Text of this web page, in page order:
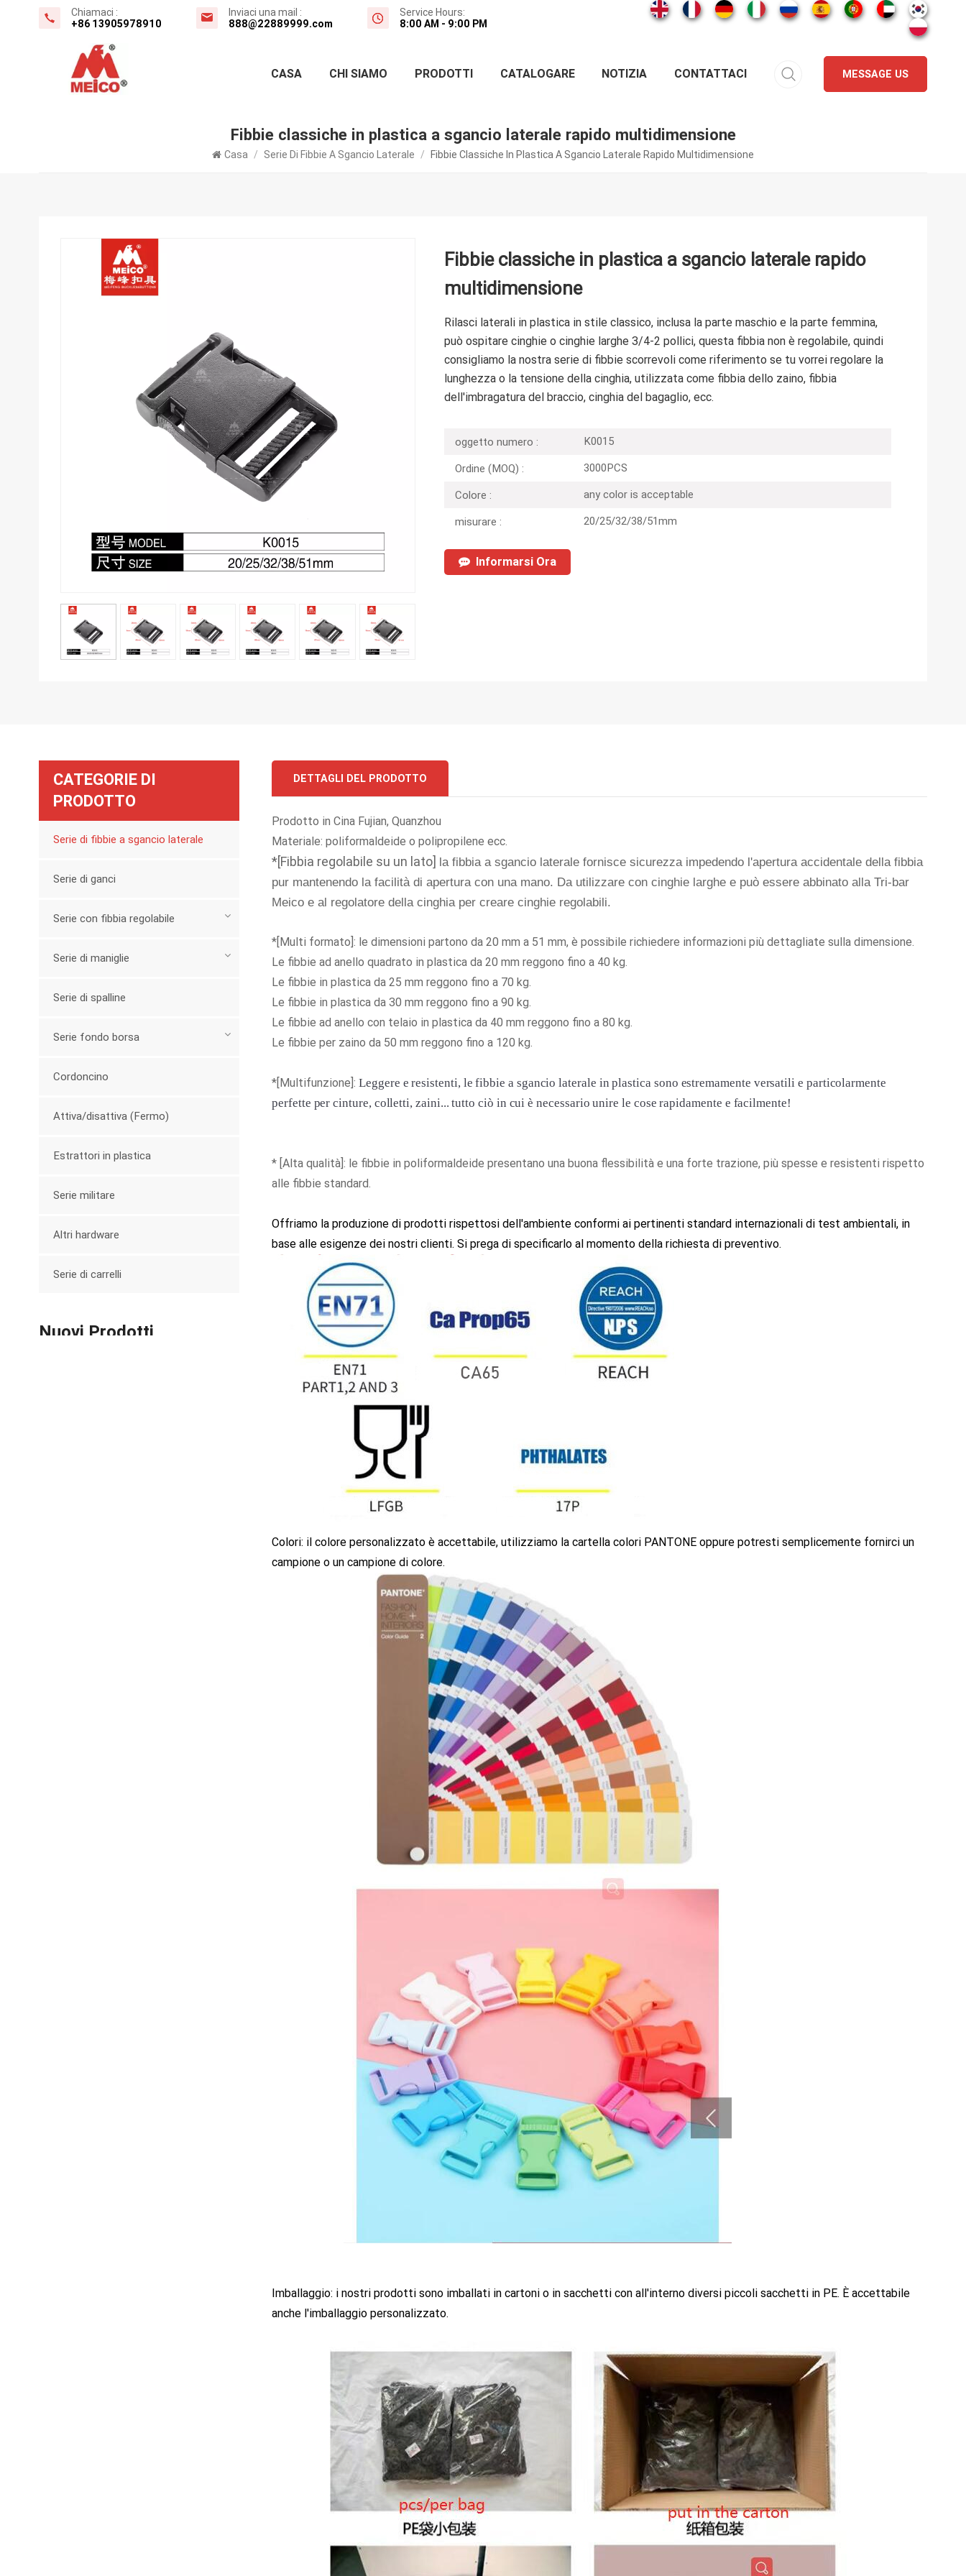
Chiamaci :
+86 13905978910
Inviaci una mail :
888@22889999.com
Service Hours:
8:00 AM - 9:00 PM
CASA CHI SIAMO PRODOTTI CATALOGARE NOTIZIA CONTATTACI MESSAGE US
Fibbie classiche in plastica a sgancio laterale rapido multidimensione
Casa / Serie Di Fibbie A Sgancio Laterale / Fibbie Classiche In Plastica A Sgancio Laterale Rapido Multidimensione
Fibbie classiche in plastica a sgancio laterale rapido
multidimensione
Rilasci laterali in plastica in stile classico, inclusa la parte maschio e la parte femmina,
può ospitare cinghie o cinghie larghe 3/4-2 pollici, questa fibbia non è regolabile, quindi
consigliamo la nostra serie di fibbie scorrevoli come riferimento se tu vorrei regolare la
lunghezza o la tensione della cinghia, utilizzata come fibbia dello zaino, fibbia
dell'imbragatura del braccio, cinghia del bagaglio, ecc.
oggetto numero : K0015
Ordine (MOQ) : 3000PCS
Colore : any color is acceptable
misurare : 20/25/32/38/51mm
Informarsi Ora
DETTAGLI DEL PRODOTTO
Prodotto in Cina Fujian, Quanzhou
Materiale: poliformaldeide o polipropilene ecc.
*[Fibbia regolabile su un lato] la fibbia a sgancio laterale fornisce sicurezza impedendo l'apertura accidentale della fibbia
pur mantenendo la facilità di apertura con una mano. Da utilizzare con cinghie larghe e può essere abbinato alla Tri-bar
Meico e al regolatore della cinghia per creare cinghie regolabili.
*[Multi formato]: le dimensioni partono da 20 mm a 51 mm, è possibile richiedere informazioni più dettagliate sulla dimensione.
Le fibbie ad anello quadrato in plastica da 20 mm reggono fino a 40 kg.
Le fibbie in plastica da 25 mm reggono fino a 70 kg.
Le fibbie in plastica da 30 mm reggono fino a 90 kg.
Le fibbie ad anello con telaio in plastica da 40 mm reggono fino a 80 kg.
Le fibbie per zaino da 50 mm reggono fino a 120 kg.
*[Multifunzione]: Leggere e resistenti, le fibbie a sgancio laterale in plastica sono estremamente versatili e particolarmente
perfette per cinture, colletti, zaini... tutto ciò in cui è necessario unire le cose rapidamente e facilmente!
* [Alta qualità]: le fibbie in poliformaldeide presentano una buona flessibilità e una forte trazione, più spesse e resistenti rispetto
alle fibbie standard.
Offriamo la produzione di prodotti rispettosi dell'ambiente conformi ai pertinenti standard internazionali di test ambientali, in
base alle esigenze dei nostri clienti. Si prega di specificarlo al momento della richiesta di preventivo.
Colori: il colore personalizzato è accettabile, utilizziamo la cartella colori PANTONE oppure potresti semplicemente fornirci un
campione o un campione di colore.
Imballaggio: i nostri prodotti sono imballati in cartoni o in sacchetti con all'interno diversi piccoli sacchetti in PE. È accettabile
anche l'imballaggio personalizzato.
CATEGORIE DI
PRODOTTO
Serie di fibbie a sgancio laterale
Serie di ganci
Serie con fibbia regolabile
Serie di maniglie
Serie di spalline
Serie fondo borsa
Cordoncino
Attiva/disattiva (Fermo)
Estrattori in plastica
Serie militare
Altri hardware
Serie di carrelli
Nuovi Prodotti